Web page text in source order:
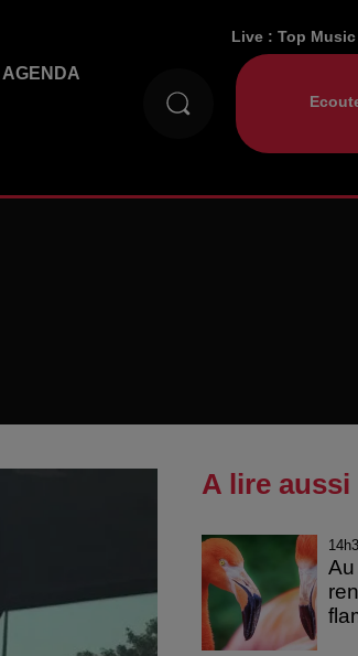
AGENDA
Live :Top
A lire aussi